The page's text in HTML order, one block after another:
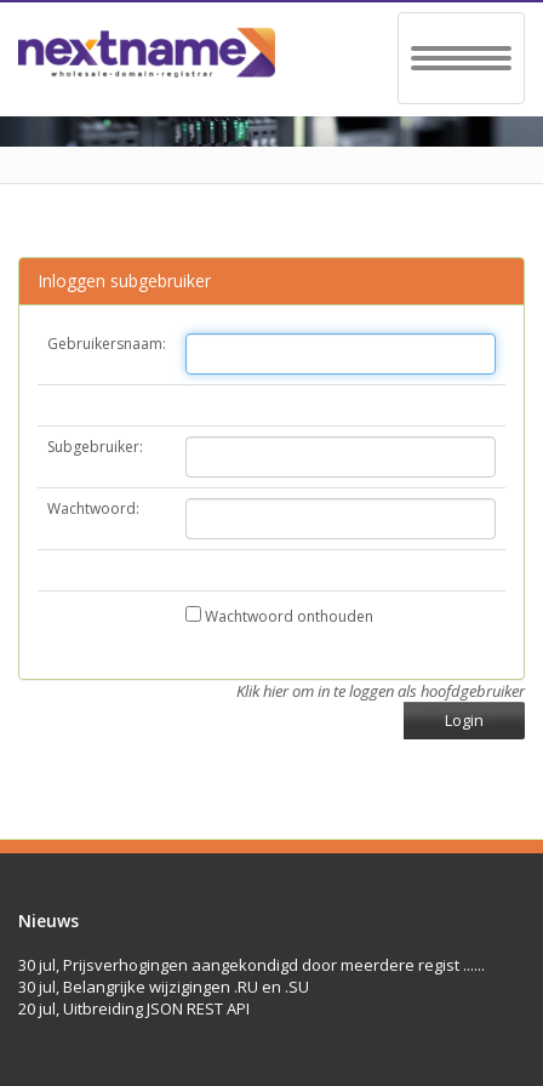
Toggle
navigation
Inloggen subgebruiker
Gebruikersnaam:
Subgebruiker:
Wachtwoord:
Wachtwoord onthouden
Klik hier om in te loggen als hoofdgebruiker
Login
Nieuws
30 jul, Prijsverhogingen aangekondigd door meerdere regist ......
30 jul, Belangrijke wijzigingen .RU en .SU
20 jul, Uitbreiding JSON REST API